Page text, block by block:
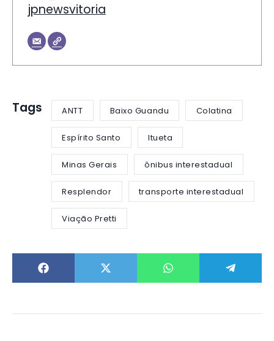
jpnewsvitoria
Tags ANTT Baixo Guandu Colatina
Espírito Santo Itueta
Minas Gerais ônibus interestadual
Resplendor transporte interestadual
Viação Pretti